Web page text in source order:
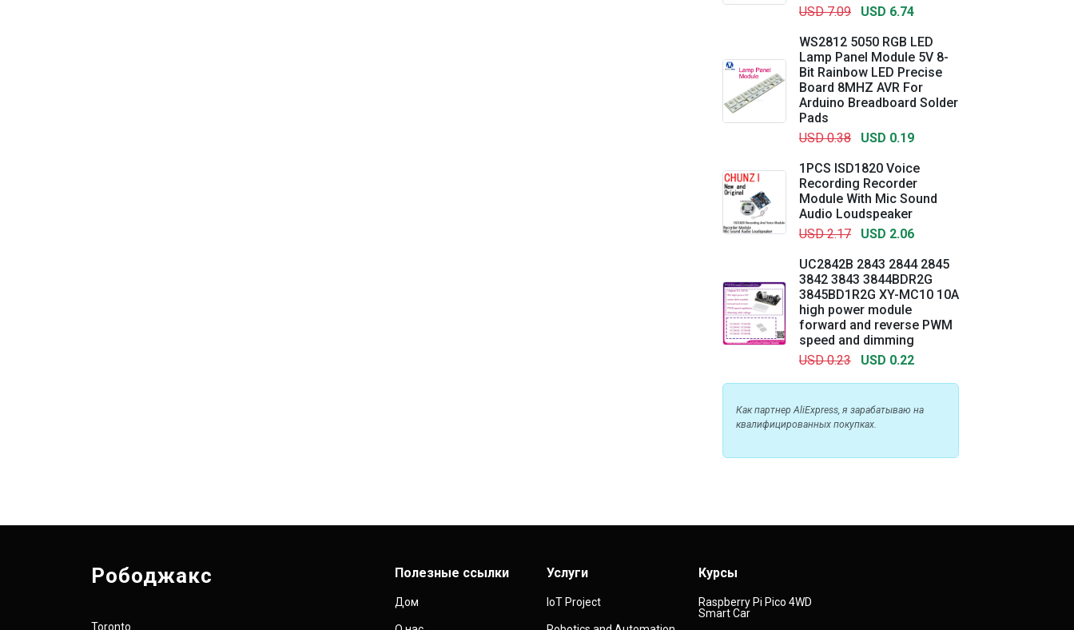
USD 7.09
USD 6.74
WS2812 5050 RGB LED
Lamp Panel Module 5V 8-
Bit Rainbow LED Precise
Board 8MHZ AVR For
Arduino Breadboard Solder
Pads
USD 0.38
USD 0.19
1PCS ISD1820 Voice
Recording Recorder
Module With Mic Sound
Audio Loudspeaker
USD 2.17
USD 2.06
UC2842B 2843 2844 2845
3842 3843 3844BDR2G
3845BD1R2G XY-MC10 10A
high power module
forward and reverse PWM
speed and dimming
USD 0.23
USD 0.22
Как партнер AliExpress, я зарабатываю на
квалифицированных покупках.
Рободжакс
Toronto
Полезные ссылки
Дом
Услуги
IoT Project
Курсы
Raspberry Pi Pico 4WD
Smart Car